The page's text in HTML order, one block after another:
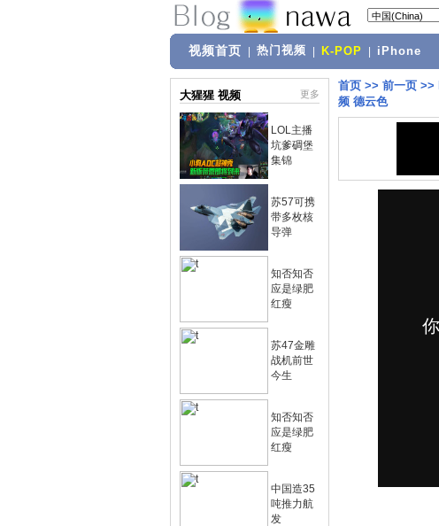
视频首页 热门视频 K-POP iPhone
大猩猩 视频 更多
LOL主播
坑爹碉堡
集锦
苏57可携
带多枚核
导弹
知否知否
应是绿肥
红瘦
苏47金雕
战机前世
今生
知否知否
应是绿肥
红瘦
中国造35
吨推力航
发
首页 >> 前一页 >>
频 德云色